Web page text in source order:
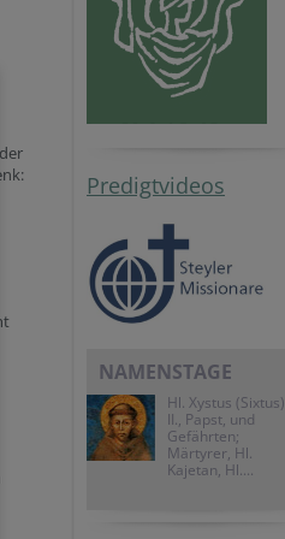
Predigtvideos
NAMENSTAGE
Hl. Xystus (Sixtus)
II., Papst, und
Gefährten;
Märtyrer, Hl.
Kajetan, Hl....